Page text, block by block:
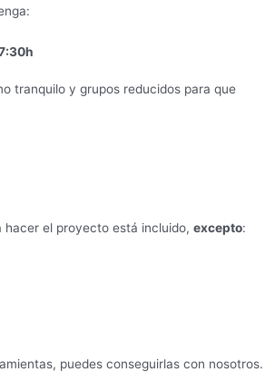
tranquilo y grupos reducidos para que
hacer el proyecto está incluido, excepto:
puedes conseguirlas con nosotros.